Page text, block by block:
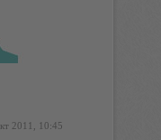
2011, 10:45